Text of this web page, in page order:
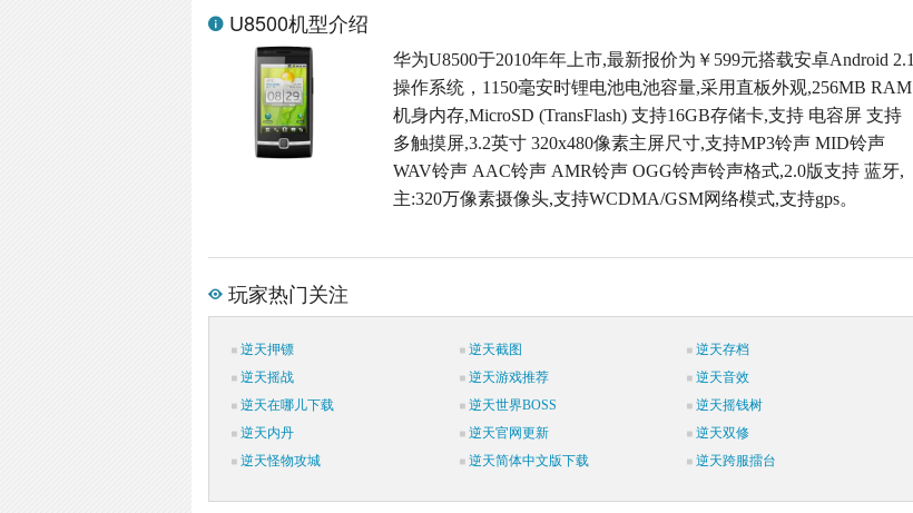
U8500机型介绍
华为U8500于2010年年上市,最新报价为￥599元搭载安卓Android 2.1
操作系统，1150毫安时锂电池电池容量,采用直板外观,256MB RAM
机身内存,MicroSD (TransFlash) 支持16GB存储卡,支持 电容屏 支持
多触摸屏,3.2英寸 320x480像素主屏尺寸,支持MP3铃声 MID铃声
WAV铃声 AAC铃声 AMR铃声 OGG铃声铃声格式,2.0版支持 蓝牙,
主:320万像素摄像头,支持WCDMA/GSM网络模式,支持gps。
玩家热门关注
逆天押镖 逆天截图
逆天存档
逆天摇战
逆天游戏推荐
逆天音效
逆天在哪儿下载
逆天世界BOSS
逆天摇钱树
逆天内丹
逆天官网更新
逆天双修
逆天怪物攻城
逆天简体中文版下载 逆天跨服擂台